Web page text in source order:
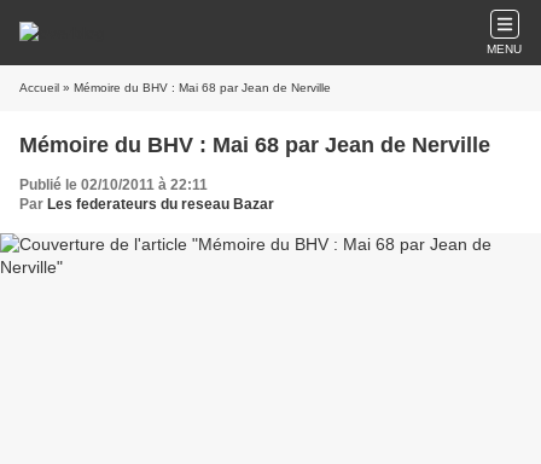
MENU
Accueil » Mémoire du BHV : Mai 68 par Jean de Nerville
Mémoire du BHV : Mai 68 par Jean de Nerville
Publié le 02/10/2011 à 22:11
Par Les federateurs du reseau Bazar